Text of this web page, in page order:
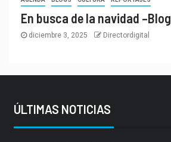
En busca de la navidad –Blog
diciembre 3, 2025 Directordigital
ÚLTIMAS NOTICIAS